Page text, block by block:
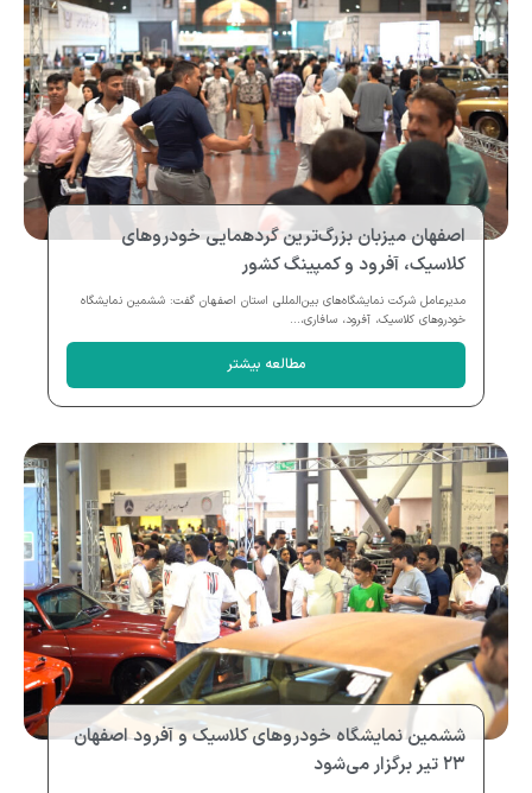
اصفهان میزبان بزرگ‌ترین گردهمایی خودروهای
کلاسیک، آفرود و کمپینگ کشور
مدیرعامل شرکت نمایشگاه‌های بین‌المللی استان اصفهان گفت: ششمین نمایشگاه
خودروهای کلاسیک، آفرود، سافاری،...
مطالعه بیشتر
ششمین نمایشگاه خودروهای کلاسیک و آفرود اصفهان
۲۳ تیر برگزار می‌شود